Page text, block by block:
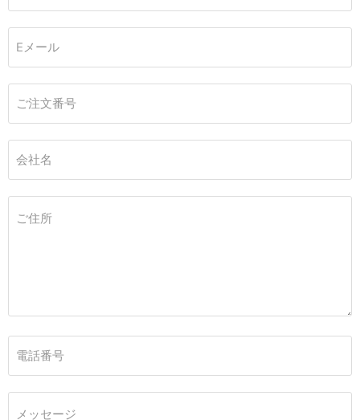
Eメール
ご注文番号
会社名
ご住所
電話番号
メッセージ